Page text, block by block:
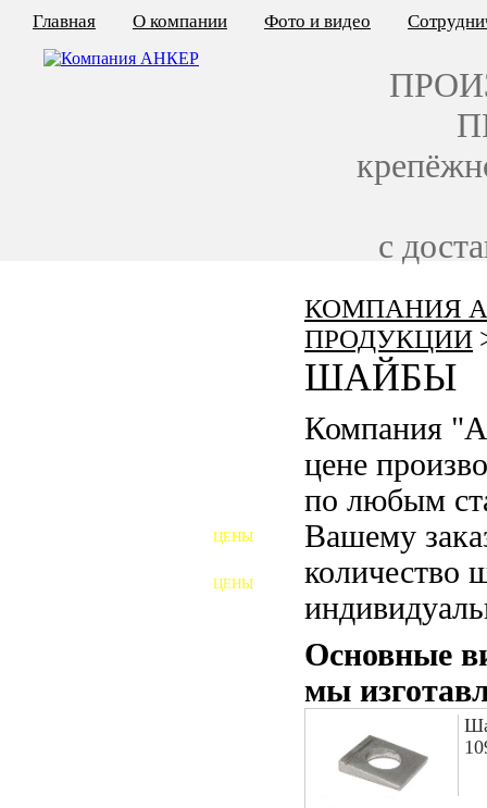
КОМПАНИЯ
ПРОДУКЦИИ
ШАЙБЫ
Компания
цене
по любым
Вашему
количество
Основные
мы
ЦЕНЫ
ЦЕНЫ
ШАЙБЫ ФУНДАМЕНТНЫЕ
Главная О компании Фото и видео
с